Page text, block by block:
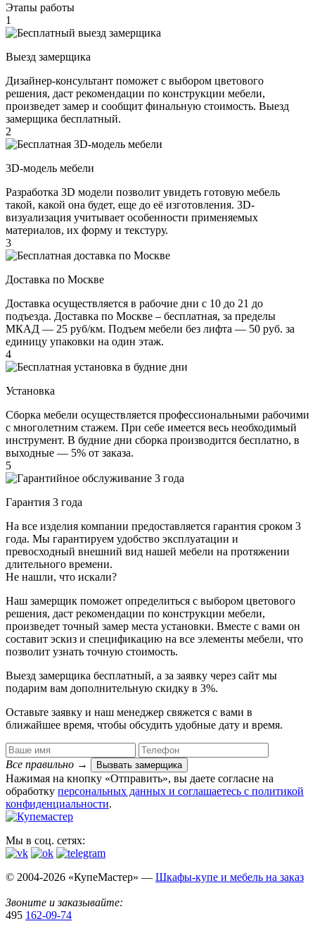
Этапы работы
1
Выезд замерщика
Дизайнер-консультант поможет с выбором цветового
решения, даст рекомендации по конструкции мебели,
произведет замер и сообщит финальную стоимость. Выезд
замерщика бесплатный.
2
3D-модель мебели
Разработка 3D модели позволит увидеть готовую мебель
такой, какой она будет, еще до её изготовления. 3D-
визуализация учитывает особенности применяемых
материалов, их форму и текстуру.
3
Доставка по Москве
Доставка осуществляется в рабочие дни с 10 до 21 до
подъезда. Доставка по Москве – бесплатная, за пределы
МКАД — 25 руб/км. Подъем мебели без лифта — 50 руб. за
единицу упаковки на один этаж.
4
Установка
Сборка мебели осуществляется профессиональными рабочими
с многолетним стажем. При себе имеется весь необходимый
инструмент. В будние дни сборка производится бесплатно, в
выходные — 5% от заказа.
5
Гарантия 3 года
На все изделия компании предоставляется гарантия сроком 3
года. Мы гарантируем удобство эксплуатации и
превосходный внешний вид нашей мебели на протяжении
длительного времени.
Не нашли, что искали?
Наш замерщик поможет определиться с выбором цветового
решения, даст рекомендации по конструкции мебели,
произведет точный замер места установки. Вместе с вами он
составит эскиз и спецификацию на все элементы мебели, что
позволит узнать точную стоимость.
Выезд замерщика бесплатный, а за заявку через сайт мы
подарим вам дополнительную скидку в 3%.
Оставьте заявку и наш менеджер свяжется с вами в
ближайшее время, чтобы обсудить удобные дату и время.
Все правильно → Вызвать замерщика
Нажимая на кнопку «Отправить», вы даете согласие на
обработку персональных данных​ и соглашаетесь c политикой
конфиденциальности.
Мы в соц. сетях:
© 2004-2026 «КупеМастер» — Шкафы-купе и мебель на заказ
Звоните и заказывайте:
495 162-09-74